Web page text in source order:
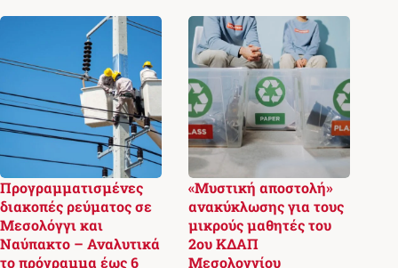
Προγραμματισμένες
διακοπές ρεύματος σε
Μεσολόγγι και
Ναύπακτο – Αναλυτικά
το πρόγραμμα έως 6
«Μυστική αποστολή»
ανακύκλωσης για τους
μικρούς μαθητές του
2ου ΚΔΑΠ
Μεσολογγίου